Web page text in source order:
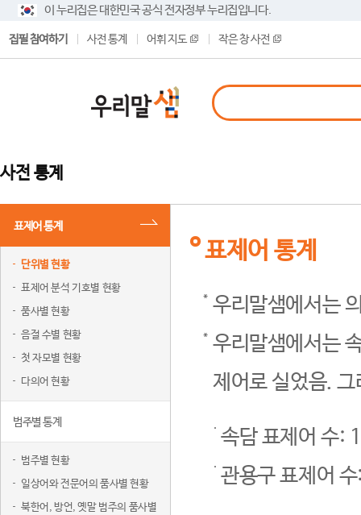
이 누리집은 대한민국 공식 전자정부 누리집입니다.
집필 참여하기 사전 통계 어휘 지도 작은 창 사전
사전 통계
표제어 통계
단위별 현황
표제어 분석 기호별 현황
품사별 현황
음절 수별 현황
첫 자모별 현황
다의어 현황
범주별 통계
범주별 현황
일상어와 전문어의 품사별 현황
북한어, 방언, 옛말 범주의 품사별
표제어 통계
우리말샘에서는
우리말샘에서는
제어로 실었음.
속담 표제어 수:
관용구 표제어